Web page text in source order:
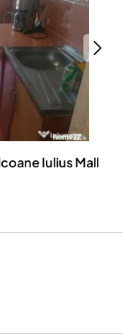
Iulius Mall